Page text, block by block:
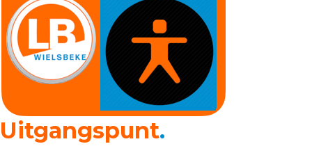
Uitgangspunt.